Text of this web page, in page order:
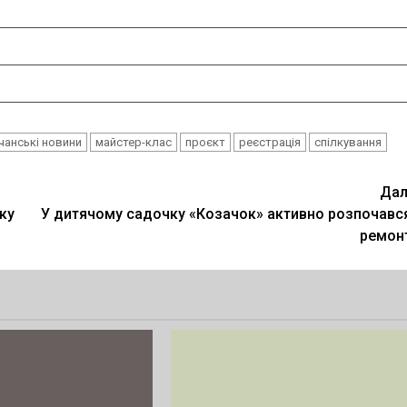
новини майстер-клас проєкт реєстрація спілкування
У дитячому садочку «Козачок» активно